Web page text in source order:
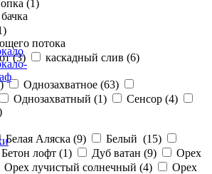
(1)
)
потока
(3) каскадный слив (6)
) Однозахватное (63)
Однозахватный (1) Сенсор (4)
Белая Аляска (9) Белый (15)
Бетон лофт (1) Дуб ватан (9)
Орех
Орех лучистый солнечный (4)
Орех